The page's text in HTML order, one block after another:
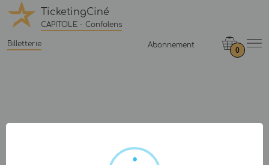
TicketingCiné
CAPITOLE - Confolens
Billetterie Abonnement
0